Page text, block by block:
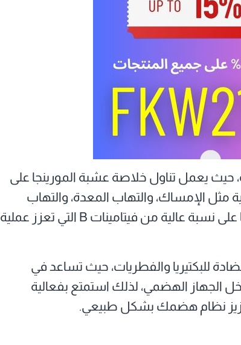
حيث يعمل تناول خلاصة عشبة المورينجا على
مثل الإمساك، والتهاب المعدة، والتهاب
القولون التقرحي، وذلك بفضل احتوائها على نسبة عالية من فيتامينات B التي تعزز عملية
للبكتيريا والفطريات، حيث تساعد في
الجهاز الهضمي، لذلك استمتع بفعالية
نظام هضمك بشكل طبيعي.